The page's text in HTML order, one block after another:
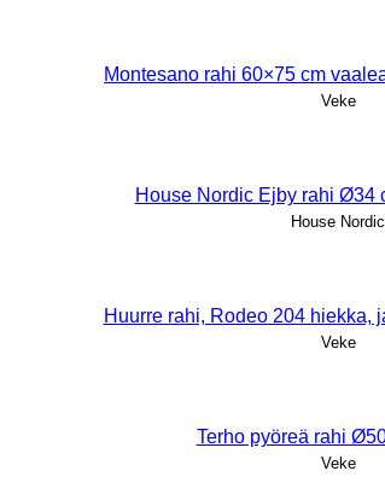
Montesano rahi 60×75 cm
Veke
House Nordic Ejby rahi Ø34
House Nordic
Huurre rahi, Rodeo 204 hiekka,
Veke
Terho pyöreä rahi
Veke